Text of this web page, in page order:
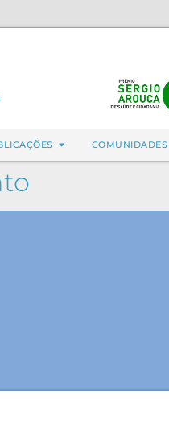
COMUNIDADES